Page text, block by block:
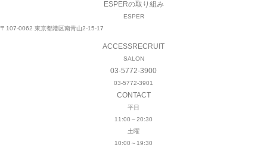
ESPERの取り組み
ESPER
〒107-0062 東京都港区南青山2-15-17
ACCESSRECRUIT
SALON
03-5772-3900
03-5772-3901
CONTACT
平日
11:00～20:30
土曜
10:00～19:30